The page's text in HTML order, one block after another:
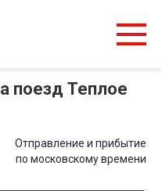
поезд Теплое
Отправление и прибытие
по московскому времени